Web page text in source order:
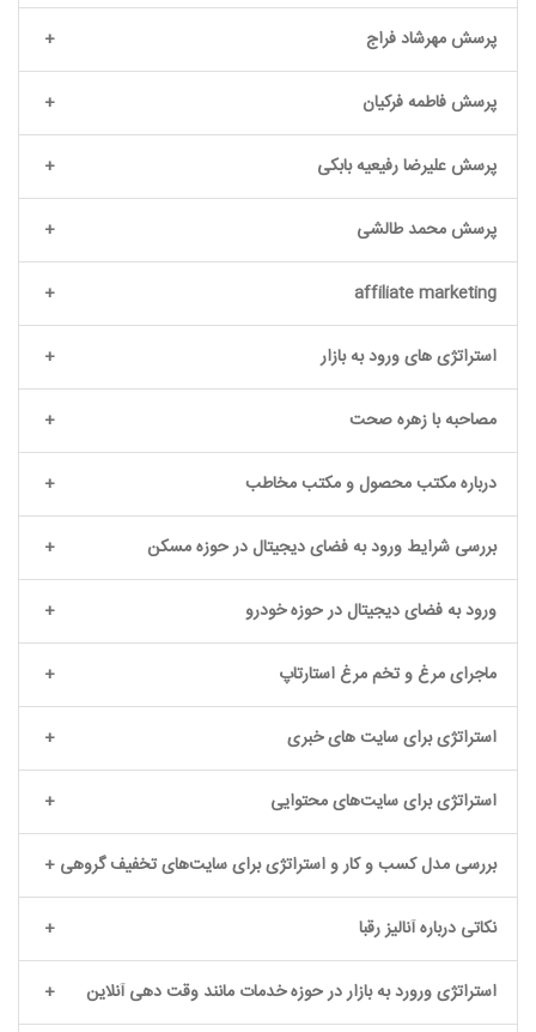
پرسش مهرشاد فراج
پرسش فاطمه فرکیان
پرسش علیرضا رفیعیه بابکی
پرسش محمد طالشی
affiliate marketing
استراتژی های ورود به بازار
مصاحبه با زهره صحت
درباره مکتب محصول و مکتب مخاطب
بررسی شرایط ورود به فضای دیجیتال در حوزه مسکن
ورود به فضای دیجیتال در حوزه خودرو
ماجرای مرغ و تخم مرغ استارتاپ
استراتژی برای سایت های خبری
استراتژی برای سایت‌های محتوایی
بررسی مدل کسب و کار و استراتژی برای سایت‌های تخفیف گروهی
نکاتی درباره آنالیز رقبا
استراتژی ورورد به بازار در حوزه خدمات مانند وقت دهی آنلاین